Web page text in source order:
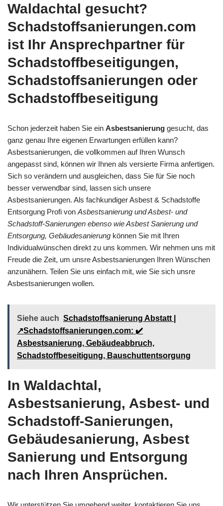
Waldachtal gesucht?
Schadstoffsanierungen.com
ist Ihr Ansprechpartner für
Schadstoffbeseitigungen,
Schadstoffsanierungen oder
Schadstoffbeseitigung
Schon jederzeit haben Sie ein Asbestsanierung gesucht, das
ganz genau Ihre eigenen Erwartungen erfüllen kann?
Asbestsanierungen, die vollkommen auf Ihren Wunsch
angepasst sind, können wir Ihnen als versierte Firma anfertigen.
Sich so verändern und ausgleichen, dass Sie für Sie noch
besser verwendbar sind, lassen sich unsere
Asbestsanierungen. Als fachkundiger Asbest & Schadstoffe
Entsorgung Profi von Asbestsanierung und Asbest- und
Schadstoff-Sanierungen ebenso wie Asbest Sanierung und
Entsorgung, Gebäudesanierung können Sie mit Ihren
Individualwünschen direkt zu uns kommen. Wir nehmen uns mit
Freude die Zeit, um unsre Asbestsanierungen Ihren Wünschen
anzunähern. Teilen Sie uns einfach mit, wie Sie sich unsre
Asbestsanierungen wollen.
Siehe auch Schadstoffsanierung Abstatt |
↗️Schadstoffsanierungen.com: ✔️
Asbestsanierung, Gebäudeabbruch,
Schadstoffbeseitigung, Bauschuttentsorgung
In Waldachtal,
Asbestsanierung, Asbest- und
Schadstoff-Sanierungen,
Gebäudesanierung, Asbest
Sanierung und Entsorgung
nach Ihren Ansprüchen.